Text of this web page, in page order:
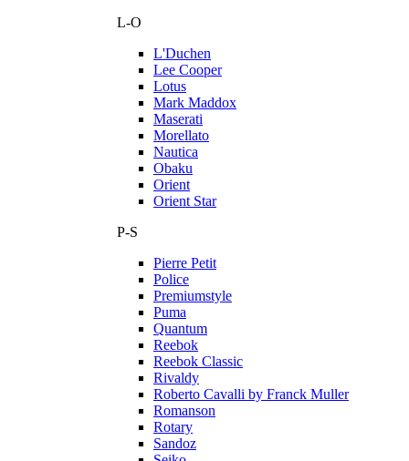
L-O
L'Duchen
Lee Cooper
Lotus
Mark Maddox
Maserati
Morellato
Nautica
Obaku
Orient
Orient Star
P-S
Pierre Petit
Police
Premiumstyle
Puma
Quantum
Reebok
Reebok Classic
Rivaldy
Roberto Cavalli by Franck Muller
Romanson
Rotary
Sandoz